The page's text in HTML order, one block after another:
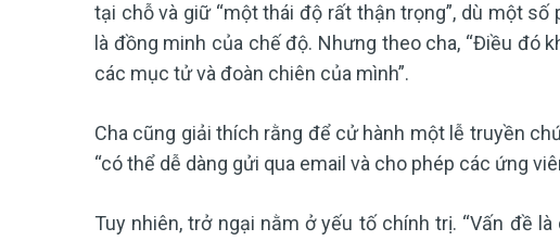
tại chỗ và giữ “một thái độ rất thận trọng”, dù một
là đồng minh của chế độ. Nhưng theo cha, “Điều đó
các mục tử và đoàn chiên của mình”.
Cha cũng giải thích rằng để cử hành một lễ truyền
“có thể dễ dàng gửi qua email và cho phép các ứng
Tuy nhiên, trở ngại nằm ở yếu tố chính trị. “Vấn đề